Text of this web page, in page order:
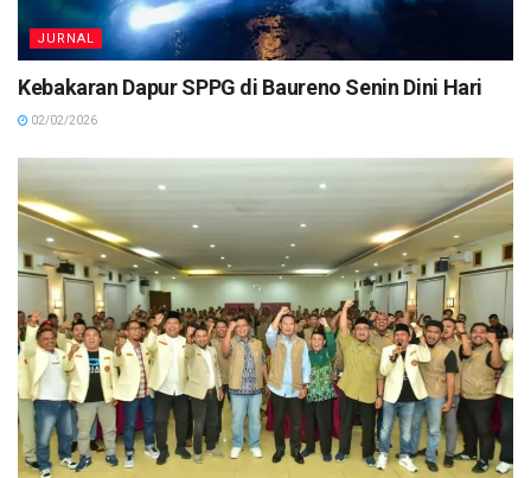
JURNAL
Kebakaran Dapur SPPG di Baureno Senin Dini Hari
02/02/2026